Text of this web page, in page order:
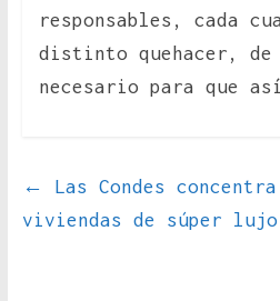
responsables, cada
distinto quehacer,
necesario para que
←
Las Condes
viviendas de súper lujo